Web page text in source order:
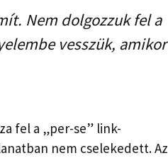
Nem dolgozzuk fel a
vesszük, amikor
fel a „per-se” link-
nem cselekedett. Az